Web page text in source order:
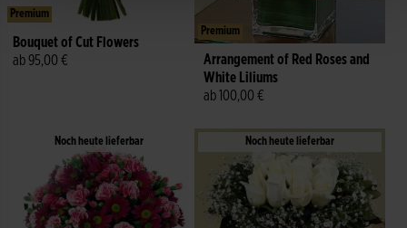
Premium
Bouquet of Cut Flowers
ab 95,00 €
Premium
Arrangement of Red Roses and
White Liliums
ab 100,00 €
Noch heute lieferbar Noch heute lieferbar